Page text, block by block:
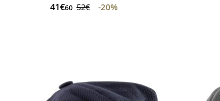
41€60 52€ -20%